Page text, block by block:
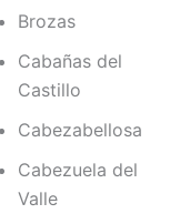
Brozas
Cabañas del
Castillo
Cabezabellosa
Cabezuela del
Valle